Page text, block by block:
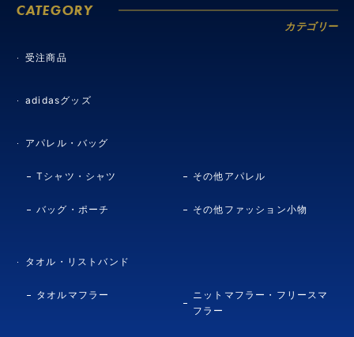
CATEGORY
カテゴリー
受注商品
adidasグッズ
アパレル・バッグ
Tシャツ・シャツ その他アパレル
バッグ・ポーチ その他ファッション小物
タオル・リストバンド
タオルマフラー
ニットマフラー・フリースマ
フラー